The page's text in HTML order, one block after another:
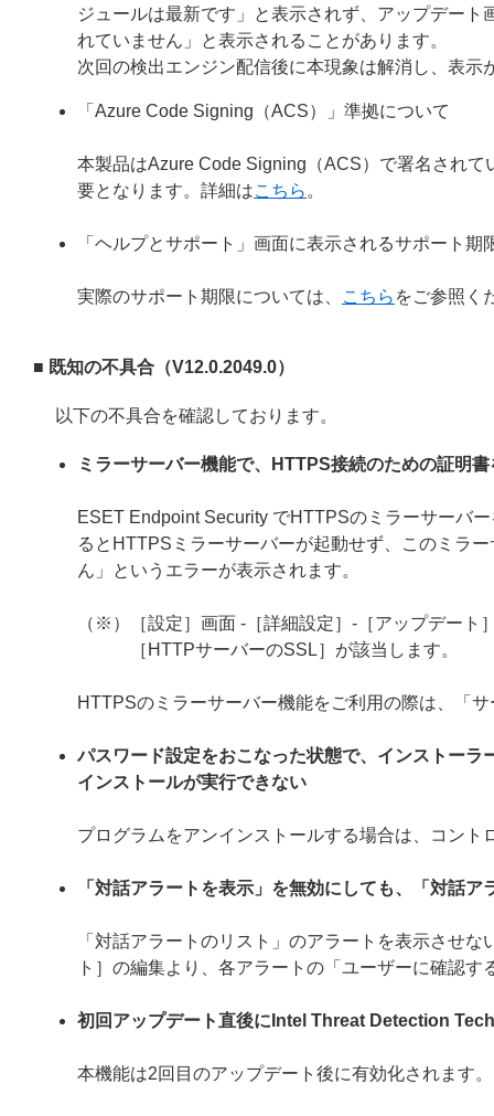
ジュールは最新です」と表示されず、アップデー
れていません」と表示されることがあります。
次回の検出エンジン配信後に本現象は解消し、表示
「Azure Code Signing（ACS）」準拠について
本製品はAzure Code Signing（ACS）で署名され
要となります。詳細はこちら 。
「ヘルプとサポート」画面に表示されるサポート
実際のサポート期限については、 こちら をご参照く
■ 既知の不具合（V12.0.2049.0）
以下の不具合を確認しております。
ミラーサーバー機能で、HTTPS接続のための証明
ESET Endpoint Security でHTTPSのミラーサーバ
るとHTTPSミラーサーバーが起動せず、このミラ
ん」というエラーが表示されます。
（※）［設定］画面 -［詳細設定］-［アップデー
［HTTPサーバーのSSL］が該当します。
HTTPSのミラーサーバー機能をご利用の際は、「
パスワード設定をおこなった状態で、インストー
インストールが実行できない
プログラムをアンインストールする場合は、コン
「対話アラートを表示」を無効にしても、「対話
「対話アラートのリスト」のアラートを表示させ
ト］の編集より、各アラートの「ユーザーに確認
初回アップデート直後にIntel Threat Detection
本機能は2回目のアップデート後に有効化されます。